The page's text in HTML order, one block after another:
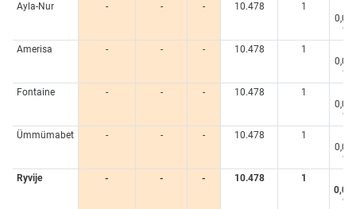
Ayla-Nur
- - - 10.478 1
%
Amerisa
- - - 10.478 1
%
Fontaine
- - - 10.478 1
%
Ümmümabet
- - - 10.478 1
%
Ryvije
- - - 10.478 1
%